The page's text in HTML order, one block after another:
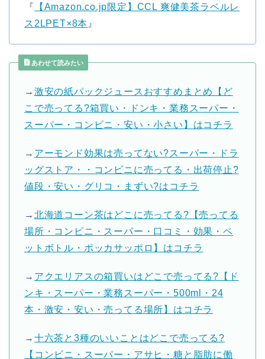
『
【Amazon.co.jp限定】CCL 爽健美茶ラベルレ
ス2LPET×8本 』
あわせて読みたい
→ 激安の紙パックジュースおすすめまとめ【ど
こで売ってる?箱買い・ドンキ・業務スーパー・
スーパー・コンビニ・安い・小さい】はコチラ
→ アーモンド効果は売ってない?スーパー・ドラ
ッグストア・・コンビニに売ってる・出荷停止?
値段・安い・グリコ・まずい?はコチラ
→ 北海道コーン茶はどこに売ってる?【売ってる
場所・コンビニ・スーパー・口コミ・効果・ペ
ットボトル・ポッカサッポロ】はコチラ
→ アクエリアスの箱買いはどこで売ってる?【ド
ンキ・スーパー・業務スーパー・500ml・24
本・激安・安い・売ってる場所】はコチラ
→ 十六茶と3種のいいことはどこで売ってる?
【コンビニ・スーパー・アサヒ・糖と脂肪に働